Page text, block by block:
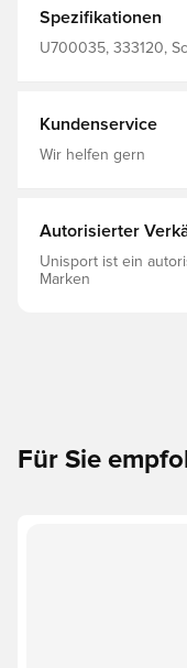
Spezifikationen
U700035, 333120,
Kundenservice
Wir helfen gern
Autorisierter
Unisport ist ein
Marken
Für Sie